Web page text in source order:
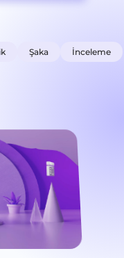
Şaka İnceleme